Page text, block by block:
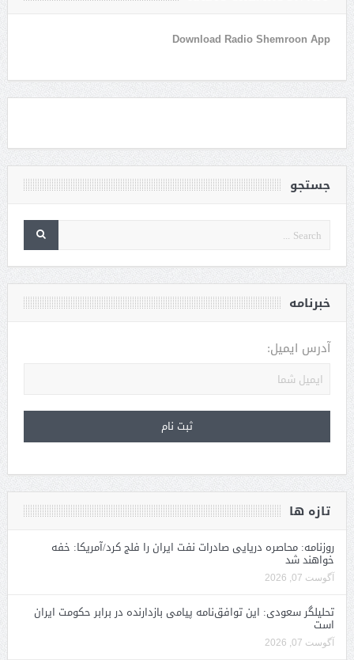
Download Radio Shemroon App
جستجو
خبرنامه
آدرس ایمیل:
تازه ها
روزنامه: محاصره دریایی صادرات نفت ایران را فلج کرد/آمریکا: خفه
خواهند شد
آگوست 07, 2026
تحلیلگر سعودی: این توافق‌نامه پیامی بازدارنده در برابر حکومت ایران
است
آگوست 07, 2026